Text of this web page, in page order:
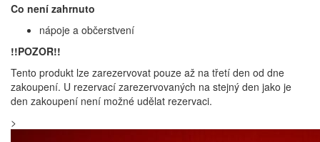
Co není zahrnuto
nápoje a občerstvení
!!POZOR!!
Tento produkt lze zarezervovat pouze až na třetí den od dne
zakoupení. U rezervací zarezervovaných na stejný den jako je
den zakoupení není možné udělat rezervaci.
>